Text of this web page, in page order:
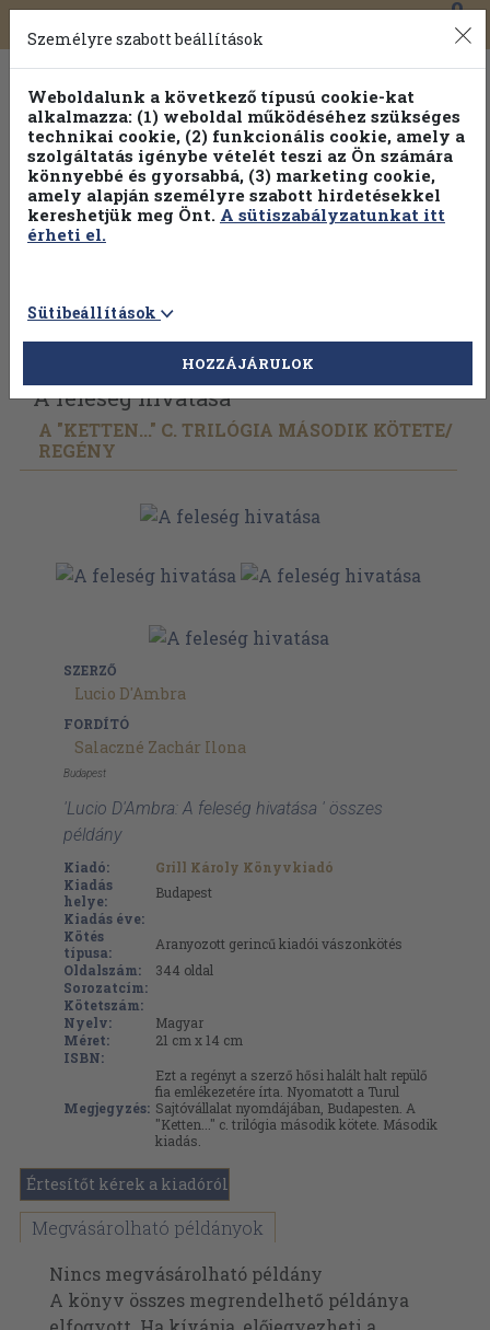
Toggle
navigation
0
Vissza az előző oldalra Válasszon példányt
A feleség hivatása
A "KETTEN..." C. TRILÓGIA MÁSODIK KÖTETE/
REGÉNY
SZERZŐ
Lucio D'Ambra
FORDÍTÓ
Salaczné Zachár Ilona
Budapest
'Lucio D'Ambra: A feleség hivatása ' összes
példány
Kiadó:
Grill Károly Könyvkiadó
Kiadás
helye:
Budapest
Kiadás éve:
Kötés
típusa:
Aranyozott gerincű kiadói vászonkötés
Oldalszám:
344 oldal
Sorozatcím:
Kötetszám:
Nyelv:
Magyar
Méret:
21 cm x 14 cm
ISBN:
Megjegyzés:
Ezt a regényt a szerző hősi halált halt repülő
fia emlékezetére írta. Nyomatott a Turul
Sajtóvállalat nyomdájában, Budapesten. A
"Ketten..." c. trilógia második kötete. Második
kiadás.
Értesítőt kérek a kiadóról
Megvásárolható példányok
Nincs megvásárolható példány
A könyv összes megrendelhető példánya
Személyre szabott beállítások
Weboldalunk a következő típusú cookie-kat
alkalmazza: (1) weboldal működéséhez szükséges
technikai cookie, (2) funkcionális cookie, amely a
szolgáltatás igénybe vételét teszi az Ön számára
könnyebbé és gyorsabbá, (3) marketing cookie,
amely alapján személyre szabott hirdetésekkel
kereshetjük meg Önt. A sütiszabályzatunkat itt
érheti el.
Sütibeállítások
HOZZÁJÁRULOK